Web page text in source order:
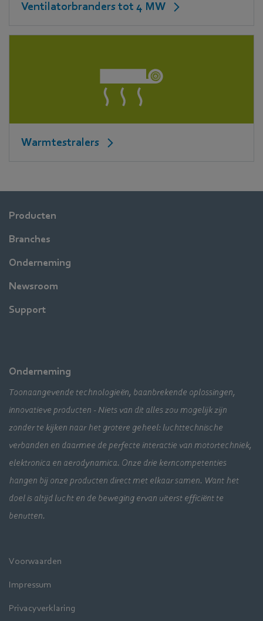
Ventilatorbranders tot 4 MW
Warmtestralers
Producten
Branches
Onderneming
Newsroom
Support
Onderneming
Toonaangevende technologieën, baanbrekende oplossingen,
innovatieve producten - Niets van dit alles zou mogelijk zijn
zonder te kijken naar het grotere geheel: luchttechnische
verbanden en daarmee de perfecte interactie van motortechniek,
elektronica en aerodynamica. Onze drie kerncompetenties
hangen bij onze producten direct met elkaar samen. Want het
doel is altijd lucht en de beweging ervan uiterst efficiënt te
benutten.
Voorwaarden
Impressum
Privacyverklaring